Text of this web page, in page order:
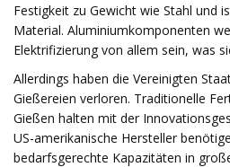
Festigkeit zu Gewicht wie Stahl und
Material. Aluminiumkomponenten
Elektrifizierung von allem sein, was
Allerdings haben die Vereinigten
Gießereien verloren. Traditionelle
Gießen halten mit der
US-amerikanische Hersteller
bedarfsgerechte Kapazitäten in